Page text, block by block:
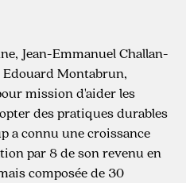
Jean-Emmanuel Challan-
Edouard Montabrun,
mission d'aider les
des pratiques durables
a connu une croissance
par 8 de son revenu en
composée de 30